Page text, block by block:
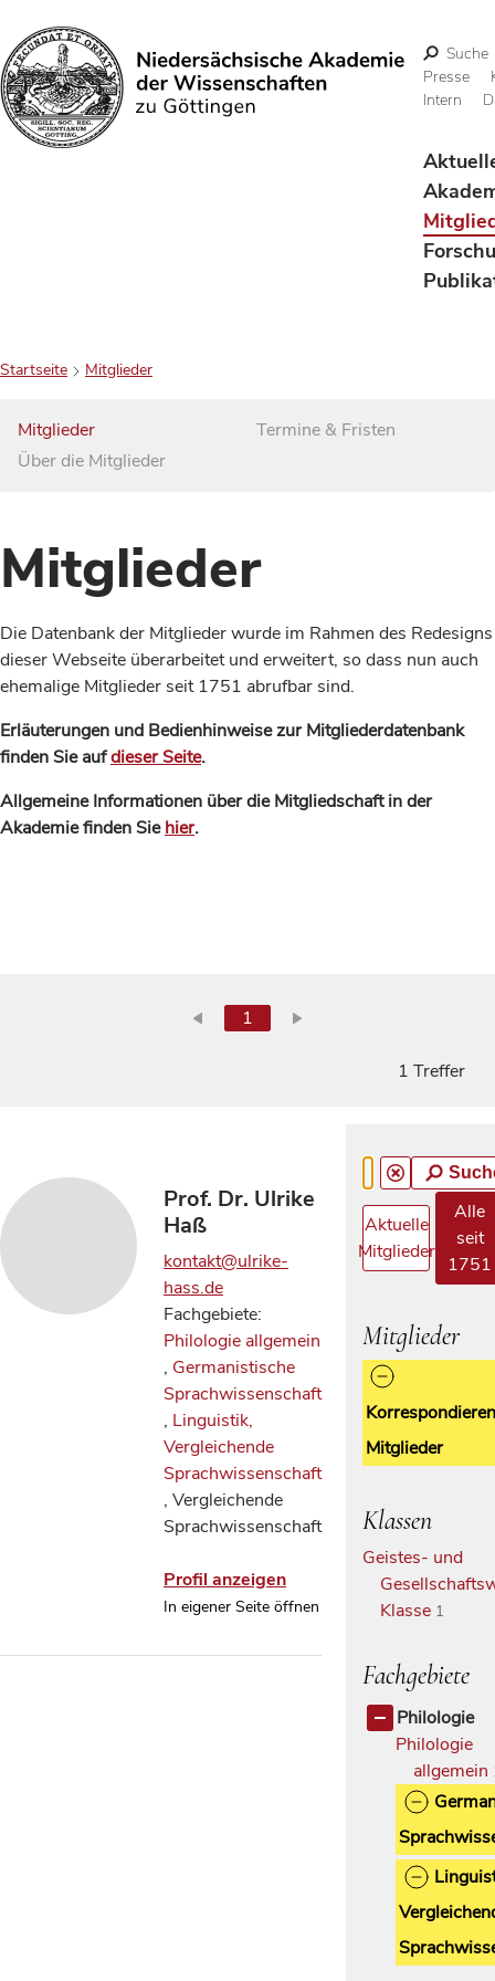
Suchen
Suche
Presse
Intern
Startseite Mitglieder
Mitglieder
Über die Mitglieder
Termine & Fristen
Mitglieder
Die Datenbank der Mitglieder wurde im Rahmen des Redesigns
dieser Webseite überarbeitet und erweitert, so dass nun auch
ehemalige Mitglieder seit 1751 abrufbar sind.
Erläuterungen und Bedienhinweise zur Mitgliederdatenbank
finden Sie aufdieser Seite.
Allgemeine Informationen über die Mitgliedschaft in der
Akademie finden Siehier.
1
1 Treffer
Prof. Dr. Ulrike
Haß
kontakt@ulrike-
hass.de
Fachgebiete:
Philologie allgemein
, Germanistische
Sprachwissenschaft
, Linguistik,
Vergleichende
Sprachwissenschaft
, Vergleichende
Sprachwissenschaft
Profil anzeigen
In eigener Seite öffnen
Aktuelle
Mitglieder
Alle
seit
1751
Mitglieder
Mitglieder
Klassen
Geistes- und
Klasse 1
Fachgebiete
Philologie
Philologie
allgemein